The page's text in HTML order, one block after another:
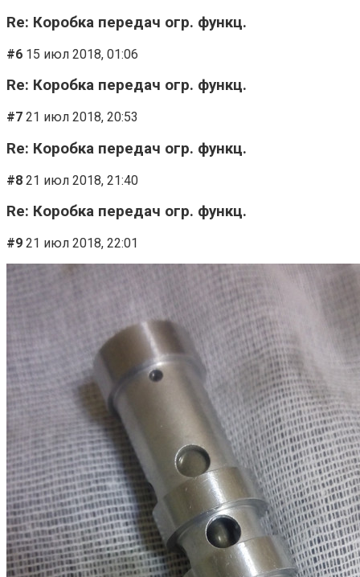
Re: Коробка передач огр. функц.
#6 15 июл 2018, 01:06
Re: Коробка передач огр. функц.
#7 21 июл 2018, 20:53
Re: Коробка передач огр. функц.
#8 21 июл 2018, 21:40
Re: Коробка передач огр. функц.
#9 21 июл 2018, 22:01